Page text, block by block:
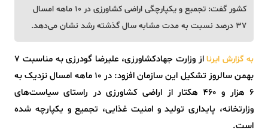
کشور گفت: تجمیع و یکپارچگی اراضی کشاورزی در ۱۰ ماهه امسال
۳۷ درصد نسبت به مدت مشابه سال گذشته رشد نشان می‌دهد.
به گزارش ایرنا
از وزارت جهادکشاورزی، علیرضا گودرزی به مناسبت ۷
بهمن سالروز تشکیل این سازمان افزود: در ۱۰ ماهه امسال نزدیک به
۶ هزار و ۴۶۰ هکتار از اراضی کشاورزی در راستای سیاست‌های
وزارتخانه، پایداری تولید و امنیت غذایی، تجمیع و یکپارچه شده
است.